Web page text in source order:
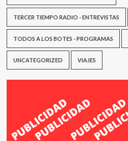
TERCER TIEMPO RADIO - ENTREVISTAS
TODOS A LOS BOTES - PROGRAMAS
UNCATEGORIZED VIAJES